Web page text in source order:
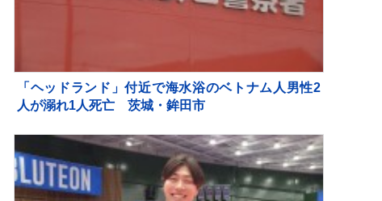
「ヘッドランド」付近で海水浴のベトナム人男性2
人が溺れ1人死亡 茨城・鉾田市